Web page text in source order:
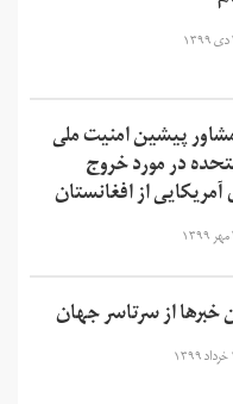
پیشین امنیت ملی
در مورد خروج
از افغانستان
خبرها از سرتاسر جهان